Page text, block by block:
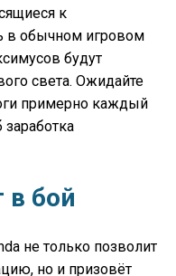
к
в обычном игровом
будут
света. Ожидайте
примерно каждый
заработка
в бой
не только позволит
но и призовёт